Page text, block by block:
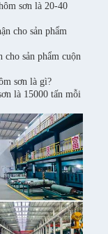
sơn là 20-40
cho sản phẩm
cho sản phẩm cuộn
sơn là gì?
là 15000 tấn mỗi